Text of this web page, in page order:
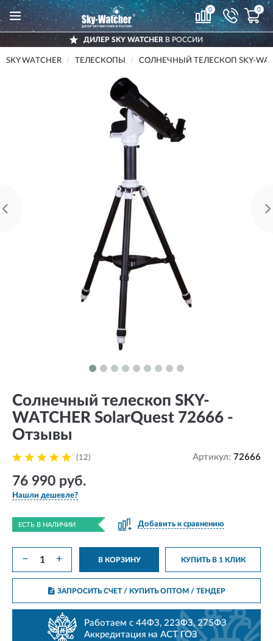
0 0
ДИЛЕР SKY WATCHERВ РОССИИ
SKY WATCHER ТЕЛЕСКОПЫ СОЛНЕЧНЫЙ ТЕЛЕСКОП SKY-
Солнечный телескоп SKY-
WATCHER SolarQuest 72666 -
Отзывы
(12) Артикул: 72666
76 990 руб.
Нашли дешевле?
ЕСТЬ В НАЛИЧИИ Добавить к сравнению
− + В КОРЗИНУ КУПИТЬ В 1 КЛИК
ЗАПРОСИТЬ СЧЕТ / КУПИТЬ ОПТОМ/ ТЕНДЕР
Работаем с 44ФЗ, 223ФЗ, 275ФЗ
Аккредитация на АСТ ГОЗ